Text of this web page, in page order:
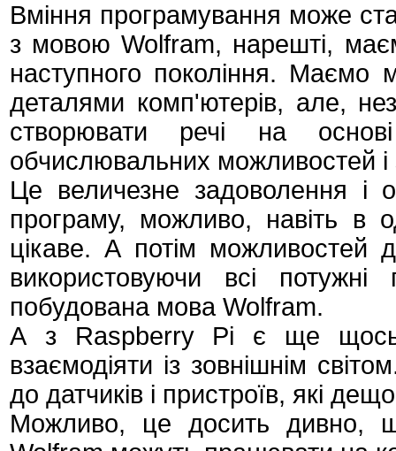
Вміння програмування може
з мовою Wolfram, нарешті,
наступного покоління.
деталями комп'ютерів, але,
створювати речі на основі
обчислювальних можливостей і
Це величезне задоволення і
програму, можливо, навіть в
цікаве. А потім можливостей
використовуючи всі
побудована мова Wolfram.
А з Raspberry Pi є ще щось
взаємодіяти із зовнішнім
до датчиків і пристроїв, які
Можливо, це досить дивно,